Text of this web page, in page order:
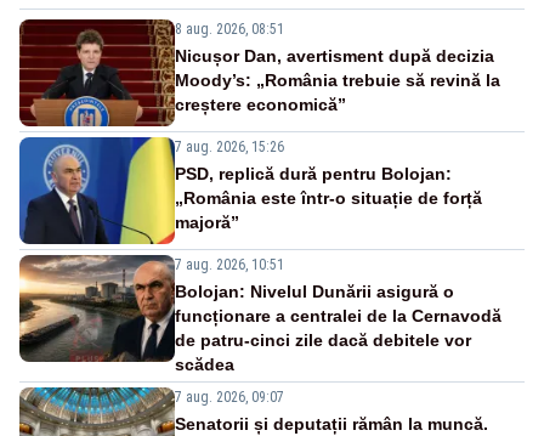
8 aug. 2026, 08:51
Nicușor Dan, avertisment după decizia
Moody’s: „România trebuie să revină la
creștere economică”
7 aug. 2026, 15:26
PSD, replică dură pentru Bolojan:
„România este într-o situație de forță
majoră”
7 aug. 2026, 10:51
Bolojan: Nivelul Dunării asigură o
funcționare a centralei de la Cernavodă
de patru-cinci zile dacă debitele vor
scădea
7 aug. 2026, 09:07
Senatorii și deputații rămân la muncă.